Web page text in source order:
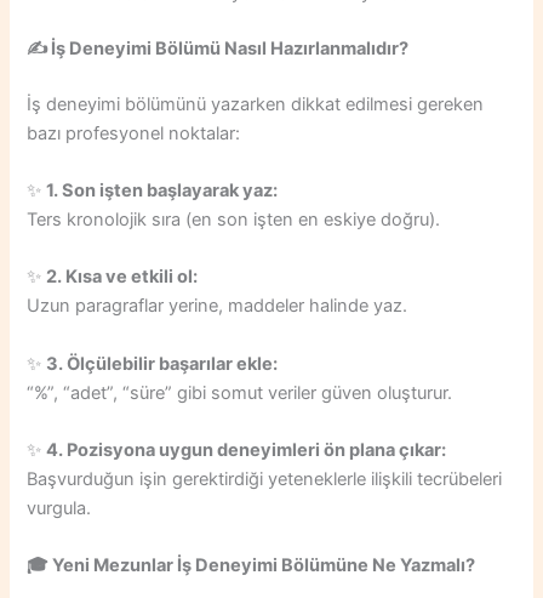
✍️ İş Deneyimi Bölümü Nasıl Hazırlanmalıdır?
İş deneyimi bölümünü yazarken dikkat edilmesi gereken
bazı profesyonel noktalar:
✨1. Son işten başlayarak yaz:
Ters kronolojik sıra (en son işten en eskiye doğru).
✨ 2. Kısa ve etkili ol:
Uzun paragraflar yerine, maddeler halinde yaz.
✨ 3. Ölçülebilir başarılar ekle:
“%”, “adet”, “süre” gibi somut veriler güven oluşturur.
✨4. Pozisyona uygun deneyimleri ön plana çıkar:
Başvurduğun işin gerektirdiği yeteneklerle ilişkili tecrübeleri
vurgula.
🎓 Yeni Mezunlar İş Deneyimi Bölümüne Ne Yazmalı?